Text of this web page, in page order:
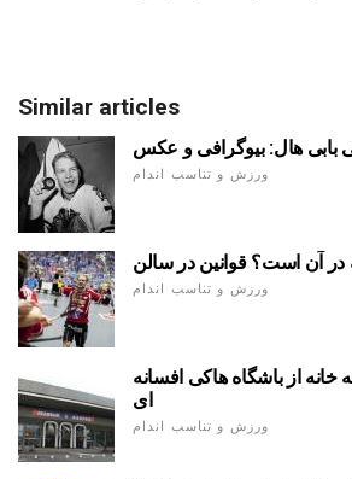
Similar articles
بابی هال: بیوگرافی و عکس
ورزش و تناسب اندام
در آن است؟ قوانین در سالن
ورزش و تناسب اندام
از باشگاه هاکی افسانه
ای
ورزش و تناسب اندام